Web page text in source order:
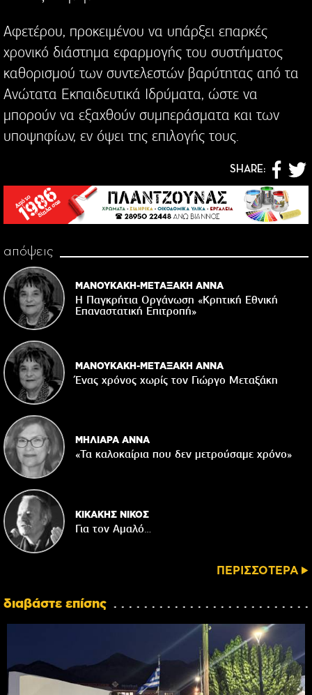
Αφετέρου, προκειμένου να υπάρξει επαρκές
χρονικό διάστημα εφαρμογής του συστήματος
καθορισμού των συντελεστών βαρύτητας από τα
Ανώτατα Εκπαιδευτικά Ιδρύματα, ώστε να
μπορούν να εξαχθούν συμπεράσματα και των
υποψηφίων, εν όψει της επιλογής τους.
SHARE:
απόψεις
ΜΑΝΟΥΚΑΚΗ-ΜΕΤΑΞΑΚΗ ΑΝΝΑ
Η Παγκρήτια Οργάνωση «Κρητική Εθνική
Επαναστατική Eπιτροπή»
ΜΑΝΟΥΚΑΚΗ-ΜΕΤΑΞΑΚΗ ΑΝΝΑ
Ένας χρόνος χωρίς τον Γιώργο Μεταξάκη
ΜΗΛΙΑΡΑ ΑΝΝΑ
«Τα καλοκαίρια που δεν μετρούσαμε χρόνο»
ΚΙΚΑΚΗΣ ΝΙΚΟΣ
Για τον Αμαλό…
ΠΕΡΙΣΣΟΤΕΡΑ
διαβάστε επίσης